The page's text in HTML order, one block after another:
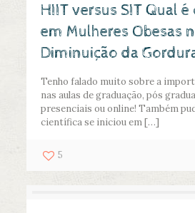
HIIT versus SIT Qual é
em Mulheres Obesas
Diminuição da
Tenho falado muito sobre a
nas aulas de graduação, pós
presenciais ou online! Também
científica se iniciou em[…]
5